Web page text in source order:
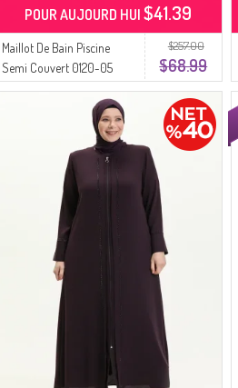
$257.00
$68.99
Maillot De Bain Piscine
Semi Couvert 0120-05
Rose Prune
POUR AUJOURD HUI $41.39